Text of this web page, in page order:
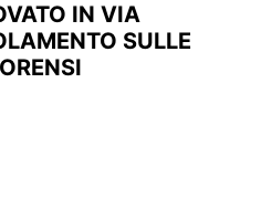
IN VIA
SULLE